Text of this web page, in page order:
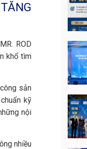
ROD
khổ tìm
sản
kỹ
nội
nhiều